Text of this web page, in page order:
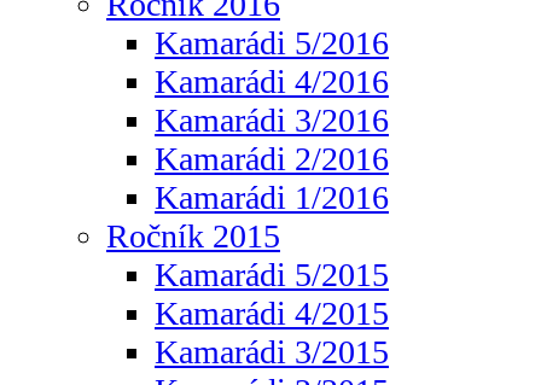
Kamarádi 5/2016
Kamarádi 4/2016
Kamarádi 3/2016
Kamarádi 2/2016
Kamarádi 1/2016
Ročník 2015
Kamarádi 5/2015
Kamarádi 4/2015
Kamarádi 3/2015